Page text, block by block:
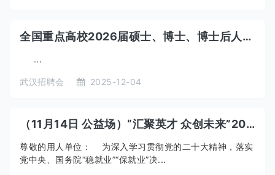
全国重点高校2026届硕士、博士、博士后人才引进秋季巡回招聘会
...
武汉招聘会 2025-12-04
（11月14日 公益场）“汇聚英才 众创未来”2025年秋季湖北高校就业促进巡回招聘会武汉工程大学专场
尊敬的用人单位： 为深入学习贯彻党的二十大精神，落实
党中央、国务院“稳就业”“保就业”决...